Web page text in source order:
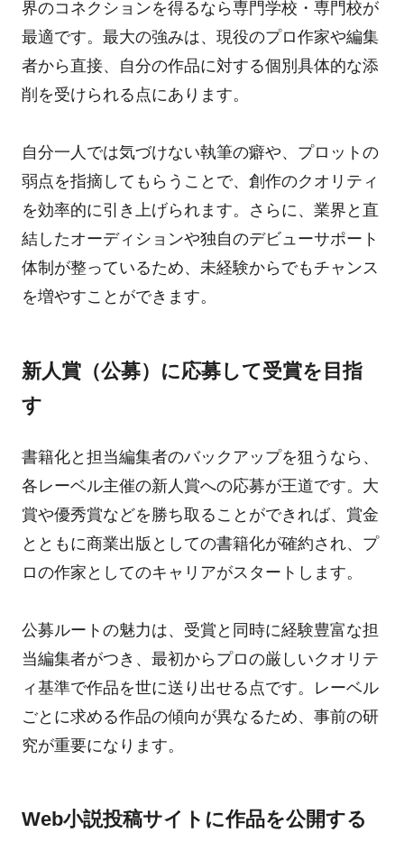
界のコネクションを得るなら専門学校・専門校が
最適です。最大の強みは、現役のプロ作家や編集
者から直接、自分の作品に対する個別具体的な添
削を受けられる点にあります。
自分一人では気づけない執筆の癖や、プロットの
弱点を指摘してもらうことで、創作のクオリティ
を効率的に引き上げられます。さらに、業界と直
結したオーディションや独自のデビューサポート
体制が整っているため、未経験からでもチャンス
を増やすことができます。
新人賞（公募）に応募して受賞を目指
す
書籍化と担当編集者のバックアップを狙うなら、
各レーベル主催の新人賞への応募が王道です。大
賞や優秀賞などを勝ち取ることができれば、賞金
とともに商業出版としての書籍化が確約され、プ
ロの作家としてのキャリアがスタートします。
公募ルートの魅力は、受賞と同時に経験豊富な担
当編集者がつき、最初からプロの厳しいクオリテ
ィ基準で作品を世に送り出せる点です。レーベル
ごとに求める作品の傾向が異なるため、事前の研
究が重要になります。
Web小説投稿サイトに作品を公開する